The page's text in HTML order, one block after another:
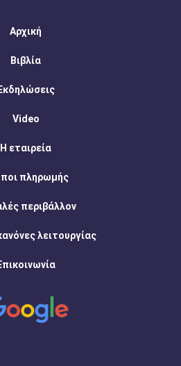
Αρχική
Βιβλία
Video
Η εταιρεία
πληρωμής
περιβάλλον
λειτουργίας